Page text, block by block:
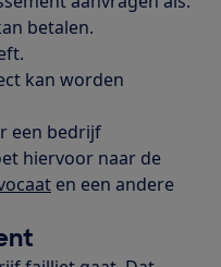
betalen.
kan worden
een bedrijf
hiervoor naar de
en een andere